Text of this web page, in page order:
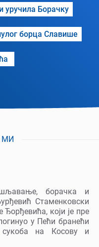
уручила Борачку
борца Славише
МИ
борачка и
Стаменковски
који је пре
у Пећи бранећи
на Косову и